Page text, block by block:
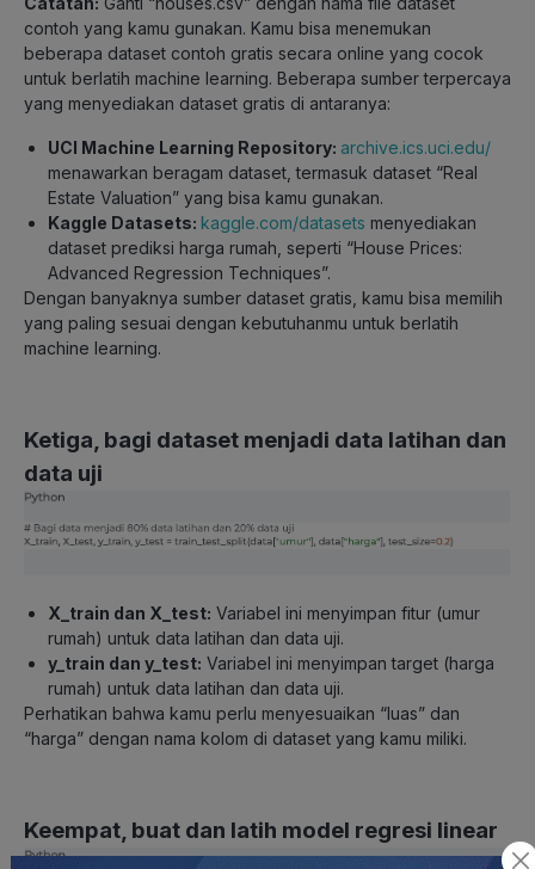
contoh yang kamu gunakan. Kamu bisa menemukan
beberapa dataset contoh gratis secara online yang cocok
untuk berlatih machine learning. Beberapa sumber terpercaya
yang menyediakan dataset gratis di antaranya:
UCI Machine Learning Repository: archive.ics.uci.edu/
menawarkan beragam dataset, termasuk dataset “Real
Estate Valuation” yang bisa kamu gunakan.
Kaggle Datasets: kaggle.com/datasets menyediakan
dataset prediksi harga rumah, seperti “House Prices:
Advanced Regression Techniques”.
Dengan banyaknya sumber dataset gratis, kamu bisa memilih
yang paling sesuai dengan kebutuhanmu untuk berlatih
machine learning.
Ketiga, bagi dataset menjadi data latihan dan
data uji
X_train dan X_test: Variabel ini menyimpan fitur (umur
rumah) untuk data latihan dan data uji.
y_train dan y_test: Variabel ini menyimpan target (harga
rumah) untuk data latihan dan data uji.
Perhatikan bahwa kamu perlu menyesuaikan “luas” dan
“harga” dengan nama kolom di dataset yang kamu miliki.
Keempat, buat dan latih model regresi linear